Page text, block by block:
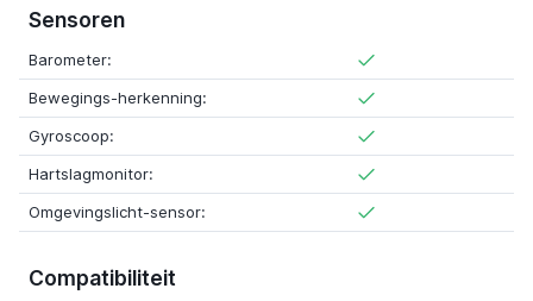
Sensoren
Barometer:
Bewegings-herkenning:
Gyroscoop:
Hartslagmonitor:
Omgevingslicht-sensor:
Compatibiliteit